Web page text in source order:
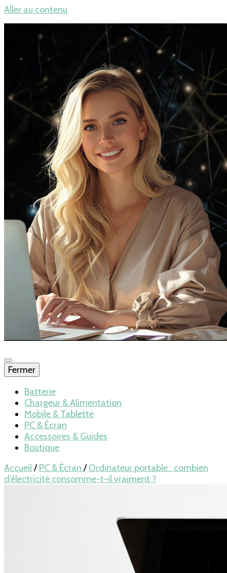
Aller au contenu
Blog – Batteries
et chargeurs
pour LAPTOP,
mobile… en
Fermer
Batterie
Chargeur & Alimentation
Mobile & Tablette
PC & Écran
Accessoires & Guides
Boutique
Accueil/ PC & Écran / Ordinateur portable : combien
d’électricité consomme-t-il vraiment ?